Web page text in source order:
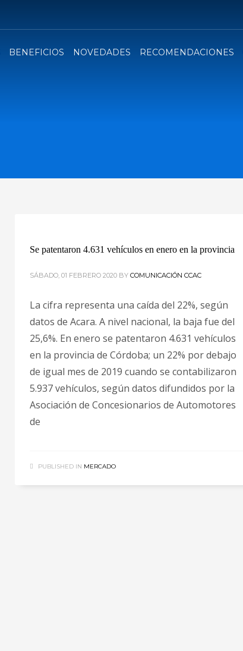
BENEFICIOS NOVEDADES RECOMENDACIONES
Se patentaron 4.631 vehículos en enero en la provincia
SÁBADO, 01 FEBRERO 2020 BY COMUNICACIÓN CCAC
La cifra representa una caída del 22%, según
datos de Acara. A nivel nacional, la baja fue del
25,6%. En enero se patentaron 4.631 vehículos
en la provincia de Córdoba; un 22% por debajo
de igual mes de 2019 cuando se contabilizaron
5.937 vehículos, según datos difundidos por la
Asociación de Concesionarios de Automotores
de
PUBLISHED IN MERCADO